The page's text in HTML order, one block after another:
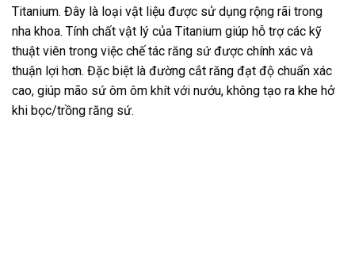
Titanium. Đây là loại vật liệu được sử dụng rộng rãi trong
nha khoa. Tính chất vật lý của Titanium giúp hỗ trợ các kỹ
thuật viên trong việc chế tác răng sứ được chính xác và
thuận lợi hơn. Đặc biệt là đường cắt răng đạt độ chuẩn xác
cao, giúp mão sứ ôm ôm khít với nướu, không tạo ra khe hở
khi bọc/trồng răng sứ.